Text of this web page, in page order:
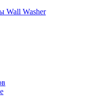
Wall Washer